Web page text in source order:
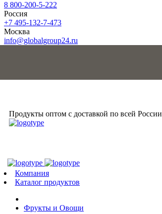
8 800-200-5-222
Россия
+7 495-132-7-473
Москва
info@globalgroup24.ru
Продукты оптом с доставкой по всей России
Компания
Каталог продуктов
Фрукты и Овощи